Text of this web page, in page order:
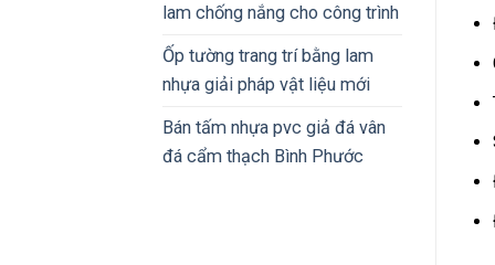
lam chống nắng cho công trình
Ốp tường trang trí bằng lam
nhựa giải pháp vật liệu mới
Bán tấm nhựa pvc giả đá vân
đá cẩm thạch Bình Phước